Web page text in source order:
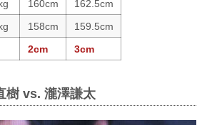
160cm
162.5cm
158cm
159.5cm
2cm 3cm
樹 vs. 瀧澤謙太